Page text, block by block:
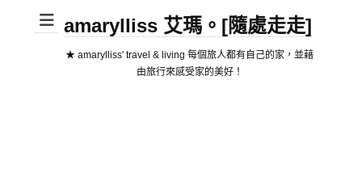
amarylliss 艾瑪。[隨處走走]
★ amarylliss' travel & living 每個旅人都有自己的家，並藉
由旅行來感受家的美好！